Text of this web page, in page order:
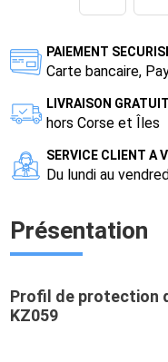
PAIEMENT
Carte bancaire,
LIVRAISON
hors Corse et Îles
SERVICE CLIENT A
Du lundi au
Présentation
Profil de protection
KZ059